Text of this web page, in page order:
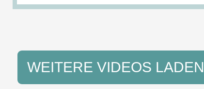
WEITERE VIDEOS LADEN